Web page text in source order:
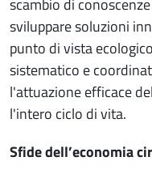
scambio di
sviluppare soluzioni
punto di vista
sistematico e
l'attuazione efficace
l'intero ciclo di vita.
Sfide dell’economia